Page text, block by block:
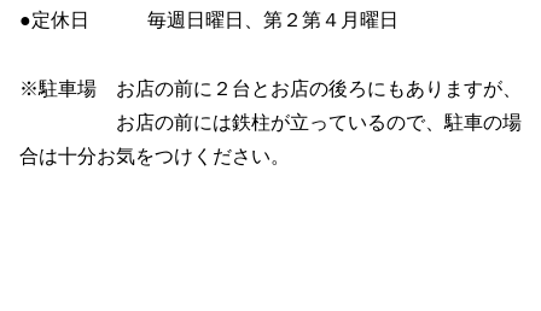
●定休日 毎週日曜日、第２第４月曜日
※駐車場 お店の前に２台とお店の後ろにもありますが、
お店の前には鉄柱が立っているので、駐車の場
合は十分お気をつけください。